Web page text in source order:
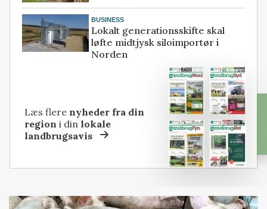
BUSINESS
Lokalt generationsskifte skal
løfte midtjysk siloimportør i
Norden
Læs flere nyheder fra din
region i dinlokale
landbrugsavis